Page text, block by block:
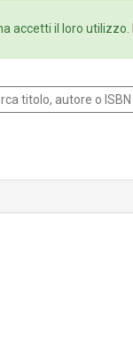
Ebookstore
accetti il loro utilizzo.